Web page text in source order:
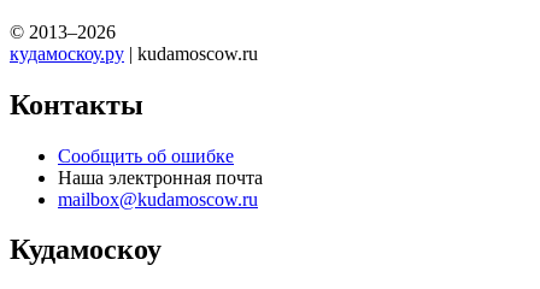
© 2013–2026
кудамоскоу.ру | kudamoscow.ru
Контакты
Сообщить об ошибке
Наша электронная почта
mailbox@kudamoscow.ru
Кудамоскоу